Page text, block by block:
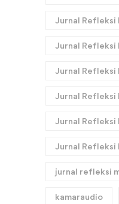
Jurnal Refleksi
Jurnal Refleksi
Jurnal Refleksi
Jurnal Refleksi
Jurnal Refleksi
Jurnal Refleksi
jurnal refleksi
kamaraudio